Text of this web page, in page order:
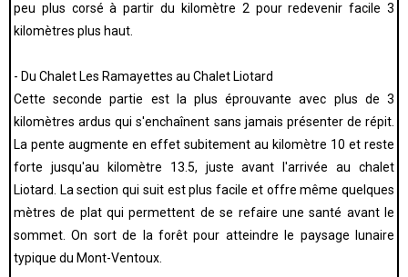
peu plus corsé à partir du kilomètre 2 pour redevenir facile 3
kilomètres plus haut.
- Du Chalet Les Ramayettes au Chalet Liotard
Cette seconde partie est la plus éprouvante avec plus de 3
kilomètres ardus qui s'enchaînent sans jamais présenter de répit.
La pente augmente en effet subitement au kilomètre 10 et reste
forte jusqu'au kilomètre 13.5, juste avant l'arrivée au chalet
Liotard. La section qui suit est plus facile et offre même quelques
mètres de plat qui permettent de se refaire une santé avant le
sommet. On sort de la forêt pour atteindre le paysage lunaire
typique du Mont-Ventoux.